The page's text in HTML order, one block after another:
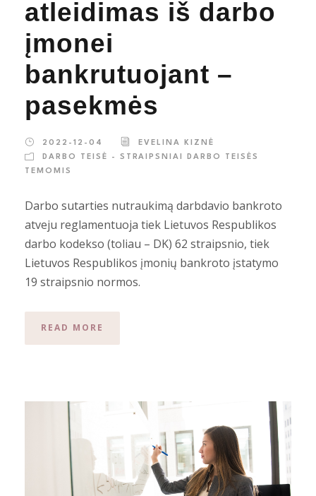
atleidimas iš darbo
įmonei
bankrutuojant –
pasekmės
2022-12-04
EVELINA KIZNĖ
DARBO TEISĖ - STRAIPSNIAI DARBO TEISĖS
TEMOMIS
Darbo sutarties nutraukimą darbdavio bankroto
atveju reglamentuoja tiek Lietuvos Respublikos
darbo kodekso (toliau – DK) 62 straipsnio, tiek
Lietuvos Respublikos įmonių bankroto įstatymo
19 straipsnio normos.
READ MORE